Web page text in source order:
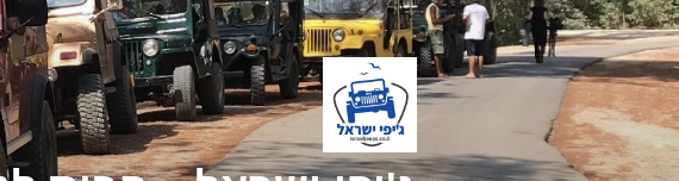
דילוג
לתוכן